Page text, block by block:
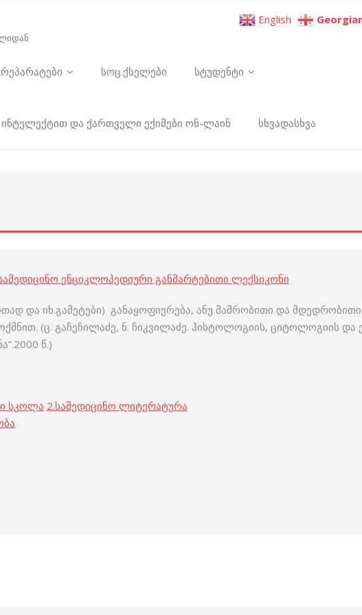
სოც.ქსელები სტუდენტი
და ქართველი ექიმები ონ-ლაინ სხვადასხვა
ენციკლოპედიური განმარტებითი ლექსიკონი
და იხ.გამეტები) განაყოფიერება, ანუ მამრობითი და
(ც. გაჩეჩილაძე, ნ. ჩიკვილაძე. ჰისტოლოგიის, ციტოლოგიის
წ.)
სკოლა 2.სამედიცინო ლიტერატურა
English